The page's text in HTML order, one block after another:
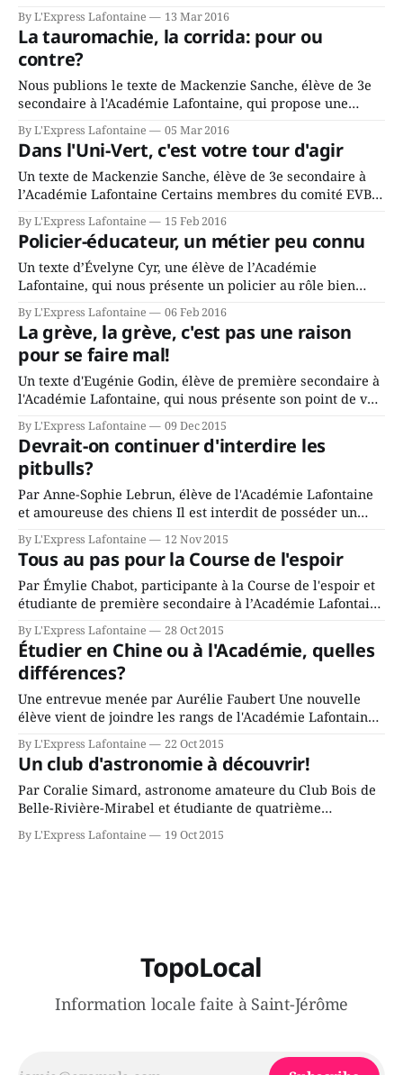
de commencer l'école à 10h pourrait avoir d'énormes
avantages pour les adolescents. La recherche suggère que
la société
By L'Express Lafontaine 13 Mar 2016
La tauromachie, la corrida: pour ou
contre?
Nous publions le texte de Mackenzie Sanche, élève de 3e
secondaire à l'Académie Lafontaine, qui propose une
réflexion sur l'industrie de la tauromachie. De nombreux
pays ont une économie principalement basée sur le
divertissement, alors ils vont très loin pour l’entretenir.
Cependant, même si la
By L'Express Lafontaine 05 Mar 2016
Dans l'Uni-Vert, c'est votre tour d'agir
Un texte de Mackenzie Sanche, élève de 3e secondaire à
l’Académie Lafontaine Certains membres du comité EVB
et Amnistie Internationale de l’Académie Lafontaine ont
eu la chance d’aller participer au colloque Ma place dans
l’Uni-Vert à Mont-Tremblant en novembre. C’est une
activité tenue
By L'Express Lafontaine 15 Feb 2016
Policier-éducateur, un métier peu connu
Un texte d’Évelyne Cyr, une élève de l’Académie
Lafontaine, qui nous présente un policier au rôle bien
de police de Saint-Jérôme afin de connaître son métier
auprès des jeunes de la région. Selon l’agent Daniel
Racette, son
By L'Express Lafontaine 06 Feb 2016
La grève, la grève, c'est pas une raison
pour se faire mal!
Un texte d'Eugénie Godin, élève de première secondaire à
l'Académie Lafontaine, qui nous présente son point de vue
sur la grève des enseignants du secteur public. Depuis
quelques mois, des professeurs de différentes écoles,
autant primaires que secondaires provenant de
différentes commissions scolaires du Québec sortent
By L'Express Lafontaine 09 Dec 2015
Devrait-on continuer d'interdire les
pitbulls?
Par Anne-Sophie Lebrun, élève de l'Académie Lafontaine
et amoureuse des chiens Il est interdit de posséder un
pitbull à Saint-Jérôme. Depuis quelques temps, plusieurs
citoyens ont une peur bleue des pitbulls et croient à tout
ce qu’on raconte à propos de cette race. Cette peur
By L'Express Lafontaine 12 Nov 2015
Tous au pas pour la Course de l'espoir
Par Émylie Chabot, participante à la Course de l'espoir et
étudiante de première secondaire à l’Académie Lafontaine
Depuis 13 ans, l’Académie Lafontaine fait une campagne
de levée de fonds. Cette année, l’événement de la Course
de l’espoir s’est déroulé le mercredi 21 octobre
By L'Express Lafontaine 28 Oct 2015
Étudier en Chine ou à l'Académie, quelles
différences?
Une entrevue menée par Aurélie Faubert Une nouvelle
élève vient de joindre les rangs de l'Académie Lafontaine
en septembre 2015. Celle-ci habitera au Québec au cours
des quatre prochaines années. J’aimerais vous présenter
une jeune chinoise, Zhiyi Ren (surnommée Zoé) que
j’accompagne depuis le début
By L'Express Lafontaine 22 Oct 2015
Un club d'astronomie à découvrir!
Par Coralie Simard, astronome amateure du Club Bois de
Belle-Rivière-Mirabel et étudiante de quatrième
secondaire à l'Académie Lafontaine En levant les yeux
vers le ciel, il vous arrive de vous demander quelle
By L'Express Lafontaine 19 Oct 2015
TopoLocal
Information locale faite à Saint-Jérôme